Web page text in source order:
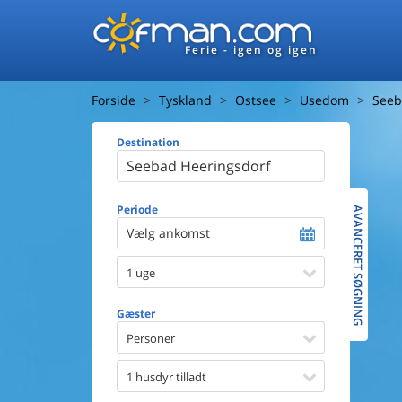
Ferie - igen og igen
Forside Tyskland Ostsee Usedom
Destination
Periode
Vælg ankomst
1 uge
Gæster
Personer
1 husdyr tilladt
Afstand til
Udsigt til
Faciliteter
Spa
AVANCERET SØGNING